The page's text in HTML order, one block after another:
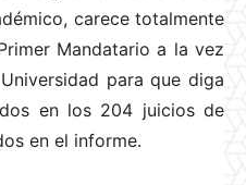
carece totalmente
Mandatario a la vez
para que diga
en los 204 juicios de
en el informe.